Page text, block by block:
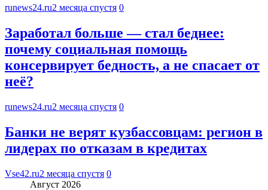
runews24.ru2 месяца спустя 0
Заработал больше — стал беднее:
почему социальная помощь
консервирует бедность, а не спасает от
неё?
runews24.ru2 месяца спустя 0
Банки не верят кузбассовцам: регион в
лидерах по отказам в кредитах
Vse42.ru2 месяца спустя 0
Август 2026